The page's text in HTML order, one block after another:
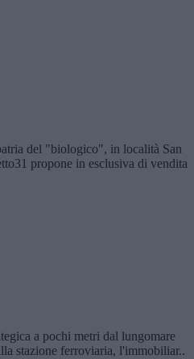
del "biologico", in località San
propone in esclusiva di vendita
a pochi metri dal lungomare
stazione ferroviaria, l'immobiliar..